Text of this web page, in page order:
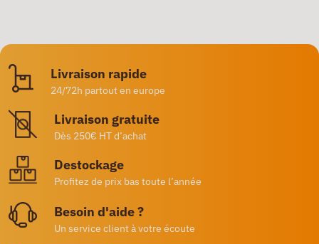
Livraison rapide
24/72h partout en europe
Livraison gratuite
Dès 250€ HT d’achat
Destockage
Profitez de prix bas toute l’année
Besoin d'aide ?
Un service client à votre écoute